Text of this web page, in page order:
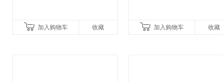
加入购物车 收藏 加入购物车 收藏